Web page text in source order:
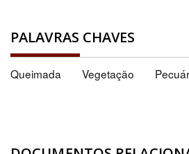
PALAVRAS CHAVES
Queimada Vegetação